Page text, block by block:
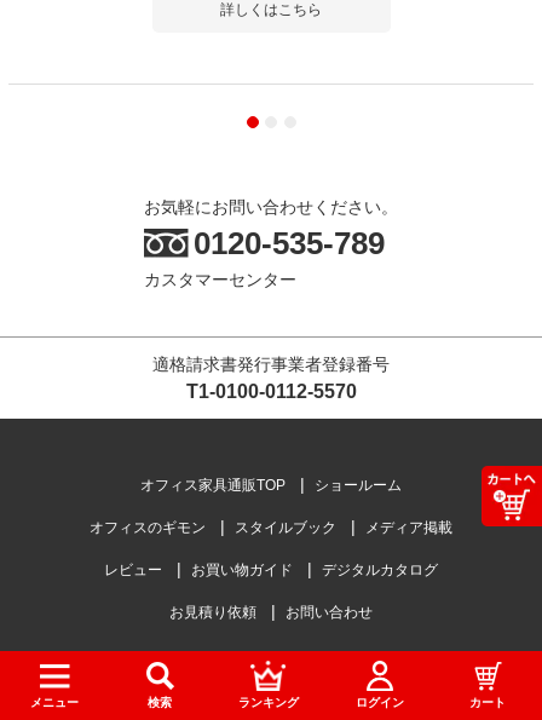
詳しくはこちら
お気軽にお問い合わせください。
0120-535-789
カスタマーセンター
適格請求書発行事業者登録番号
T1-0100-0112-5570
メニュー 検索 ランキング ログイン カート
オフィス家具通販TOP ショールーム
オフィスのギモン スタイルブック メディア掲載
レビュー お買い物ガイド デジタルカタログ
お見積り依頼 お問い合わせ
コーポレートサイト 会社概要